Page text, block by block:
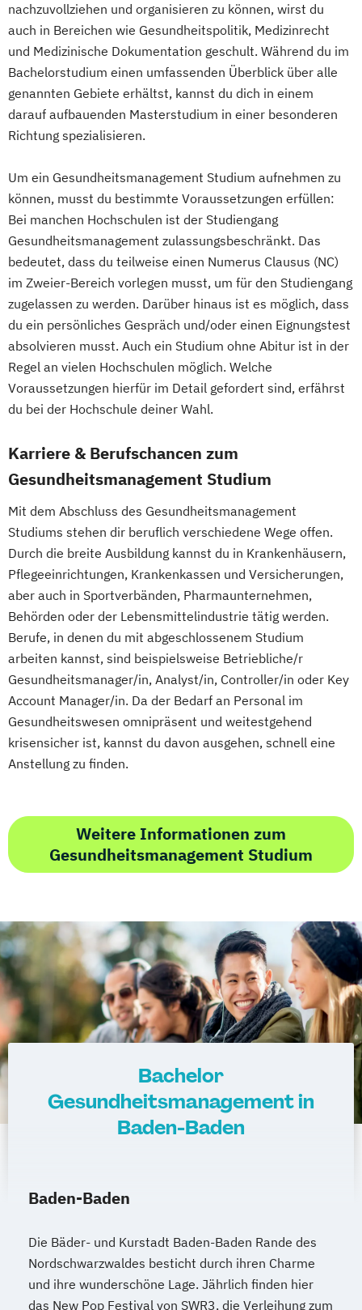
nachzuvollziehen und organisieren zu können, wirst du
auch in Bereichen wie Gesundheitspolitik, Medizinrecht
und Medizinische Dokumentation geschult. Während du im
Bachelorstudium einen umfassenden Überblick über alle
genannten Gebiete erhältst, kannst du dich in einem
darauf aufbauenden Masterstudium in einer besonderen
Richtung spezialisieren.
Um ein Gesundheitsmanagement Studium aufnehmen zu
können, musst du bestimmte Voraussetzungen erfüllen:
Bei manchen Hochschulen ist der Studiengang
Gesundheitsmanagement zulassungsbeschränkt. Das
bedeutet, dass du teilweise einen Numerus Clausus (NC)
im Zweier-Bereich vorlegen musst, um für den Studiengang
zugelassen zu werden. Darüber hinaus ist es möglich, dass
du ein persönliches Gespräch und/oder einen Eignungstest
absolvieren musst. Auch ein Studium ohne Abitur ist in der
Regel an vielen Hochschulen möglich. Welche
Voraussetzungen hierfür im Detail gefordert sind, erfährst
du bei der Hochschule deiner Wahl.
Karriere & Berufschancen zum
Gesundheitsmanagement Studium
Mit dem Abschluss des Gesundheitsmanagement
Studiums stehen dir beruflich verschiedene Wege offen.
Durch die breite Ausbildung kannst du in Krankenhäusern,
Pflegeeinrichtungen, Krankenkassen und Versicherungen,
aber auch in Sportverbänden, Pharmaunternehmen,
Behörden oder der Lebensmittelindustrie tätig werden.
Berufe, in denen du mit abgeschlossenem Studium
arbeiten kannst, sind beispielsweise Betriebliche/r
Gesundheitsmanager/in, Analyst/in, Controller/in oder Key
Account Manager/in. Da der Bedarf an Personal im
Gesundheitswesen omnipräsent und weitestgehend
krisensicher ist, kannst du davon ausgehen, schnell eine
Anstellung zu finden.
Weitere Informationen zum
Gesundheitsmanagement Studium
Bachelor
Gesundheitsmanagement in
Baden-Baden
Baden-Baden
Die Bäder- und Kurstadt Baden-Baden Rande des
Nordschwarzwaldes besticht durch ihren Charme
und ihre wunderschöne Lage. Jährlich finden hier
das New Pop Festival von SWR3, die Verleihung zum